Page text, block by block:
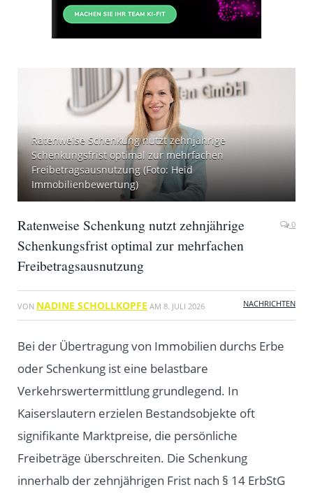
Ratenweise Schenkung nutzt zehnjährige
Schenkungsfrist optimal zur mehrfachen
Freibetragsausnutzung (Foto: Heid
Immobilienbewertung)
Ratenweise Schenkung nutzt zehnjährige
Schenkungsfrist optimal zur mehrfachen
Freibetragsausnutzung
0
VON NADINE SCHOLLKOPFE AM 8. JULI 2026 NACHRICHTEN
Bei der Übertragung von Immobilien durchs Erbe
oder Schenkung ist eine belastbare
Verkehrswertermittlung grundlegend. In
Kaiserslautern erzielen Bestandsobjekte oft
signifikante Marktpreise, die persönliche
Freibeträge überschreiten. Die Schenkung
innerhalb der zehnjährigen Frist nach § 14 ErbStG